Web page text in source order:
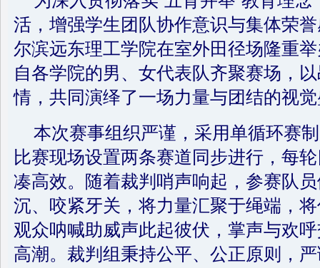
活，增强学生团队协作意识与集体荣
尔滨远东理工学院在室外田径场隆重
自各学院的男、女代表队齐聚赛场，
情，共同演绎了一场力量与团结的视
本次赛事组织严谨，采用单循环赛
比赛现场设置两条赛道同步进行，每
凑高效。随着裁判哨声响起，参赛队
沉、咬紧牙关，将力量汇聚于绳端，
观众呐喊助威声此起彼伏，掌声与欢
高潮。裁判组秉持公平、公正原则，